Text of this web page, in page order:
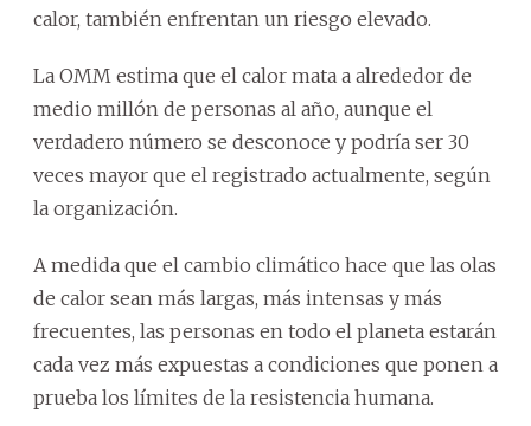
calor, también enfrentan un riesgo elevado.
La OMM estima que el calor mata a alrededor de
medio millón de personas al año, aunque el
verdadero número se desconoce y podría ser 30
veces mayor que el registrado actualmente, según
la organización.
A medida que el cambio climático hace que las olas
de calor sean más largas, más intensas y más
frecuentes, las personas en todo el planeta estarán
cada vez más expuestas a condiciones que ponen a
prueba los límites de la resistencia humana.